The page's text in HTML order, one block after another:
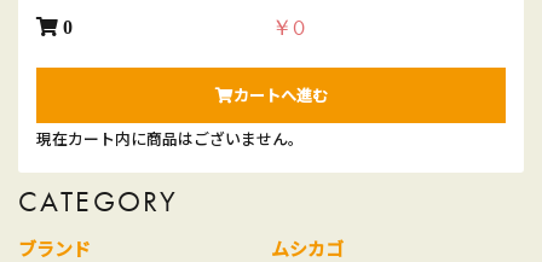
0 ￥0
カートへ進む
現在カート内に商品はございません。
CATEGORY
ブランド ムシカゴ